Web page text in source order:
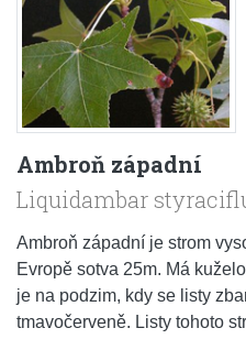
Ambroň západní
Liquidambar
Ambroň západní je strom
Evropě sotva 25m. Má
je na podzim, kdy se listy
tmavočerveně. Listy tohoto